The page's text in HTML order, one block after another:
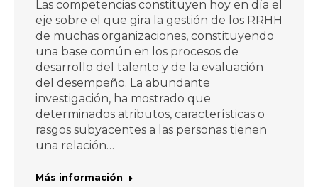
Las competencias constituyen hoy en día el
eje sobre el que gira la gestión de los RRHH
de muchas organizaciones, constituyendo
una base común en los procesos de
desarrollo del talento y de la evaluación
del desempeño. La abundante
investigación, ha mostrado que
determinados atributos, características o
rasgos subyacentes a las personas tienen
una relación…
Más información